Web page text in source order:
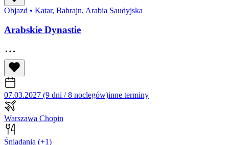
Objazd • Katar, Bahrajn, Arabia Saudyjska
Arabskie Dynastie
07.03.2027 (9 dni / 8 noclegów)inne terminy
Warszawa Chopin
Śniadania (+1)